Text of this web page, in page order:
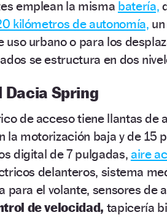
emplean la misma batería,
kilómetros de autonomía,
uso urbano o para los
se estructura en dos
Dacia Spring
de acceso tiene llantas de
la motorización baja y de 15
digital de 7 pulgadas, aire
delanteros, sistema
para el volante, sensores de
de velocidad, tapicería